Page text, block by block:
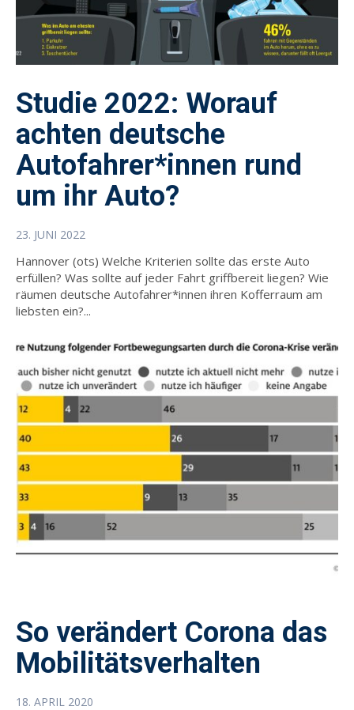
Studie 2022: Worauf
achten deutsche
Autofahrer*innen rund
um ihr Auto?
23. JUNI 2022
Hannover (ots) Welche Kriterien sollte das erste Auto
erfüllen? Was sollte auf jeder Fahrt griffbereit liegen? Wie
räumen deutsche Autofahrer*innen ihren Kofferraum am
liebsten ein?...
So verändert Corona das
Mobilitätsverhalten
18. APRIL 2020